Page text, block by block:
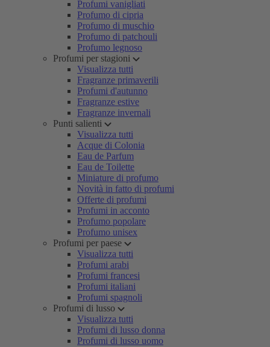
Profumi vanigliati
Profumo di cipria
Profumo di muschio
Profumo di patchouli
Profumo legnoso
Profumi per stagioni
Visualizza tutti
Fragranze primaverili
Profumi d'autunno
Fragranze estive
Fragranze invernali
Punti salienti
Visualizza tutti
Acque di Colonia
Eau de Parfum
Eau de Toilette
Miniature di profumo
Novità in fatto di profumi
Offerte di profumi
Profumi in acconto
Profumo popolare
Profumo unisex
Profumi per paese
Visualizza tutti
Profumi arabi
Profumi francesi
Profumi italiani
Profumi spagnoli
Profumi di lusso
Visualizza tutti
Profumi di lusso donna
Profumi di lusso uomo